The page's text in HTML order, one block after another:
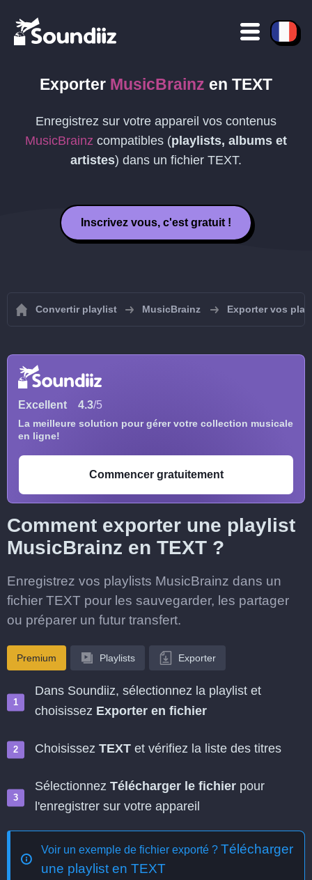
Exporter MusicBrainz en TEXT
Enregistrez sur votre appareil vos contenus
MusicBrainz compatibles (playlists, albums et
artistes) dans un fichier TEXT.
Inscrivez vous, c'est gratuit !
Convertir playlist MusicBrainz Exporter vos
Excellent 4.3/5
La meilleure solution pour gérer votre collection musicale
en ligne!
Commencer gratuitement
Comment exporter une playlist
MusicBrainz en TEXT ?
Enregistrez vos playlists MusicBrainz dans un
fichier TEXT pour les sauvegarder, les partager
ou préparer un futur transfert.
Premium Playlists Exporter
Dans Soundiiz, sélectionnez la playlist et
choisissez Exporter en fichier
Choisissez TEXT et vérifiez la liste des titres
Sélectionnez Télécharger le fichier pour
l'enregistrer sur votre appareil
Voir un exemple de fichier exporté ? Télécharger
une playlist en TEXT